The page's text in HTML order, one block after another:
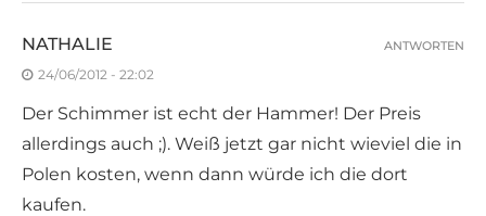
NATHALIE
24/06/2012 - 22:02
Der Schimmer ist echt der Hammer! Der Preis
allerdings auch ;). Weiß jetzt gar nicht wieviel die in
Polen kosten, wenn dann würde ich die dort
kaufen.
ANTWORTEN